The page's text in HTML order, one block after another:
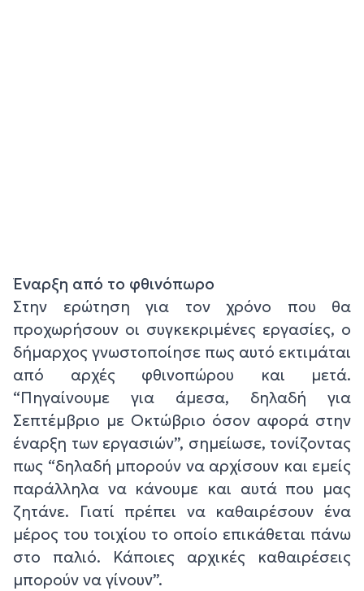
Έναρξη από το φθινόπωρο
Στην ερώτηση για τον χρόνο που θα
προχωρήσουν οι συγκεκριμένες εργασίες, ο
δήμαρχος γνωστοποίησε πως αυτό εκτιμάται
από αρχές φθινοπώρου και μετά.
“Πηγαίνουμε για άμεσα, δηλαδή για
Σεπτέμβριο με Οκτώβριο όσον αφορά στην
έναρξη των εργασιών”, σημείωσε, τονίζοντας
πως “δηλαδή μπορούν να αρχίσουν και εμείς
παράλληλα να κάνουμε και αυτά που μας
ζητάνε. Γιατί πρέπει να καθαιρέσουν ένα
μέρος του τοιχίου το οποίο επικάθεται πάνω
στο παλιό. Κάποιες αρχικές καθαιρέσεις
μπορούν να γίνουν”.